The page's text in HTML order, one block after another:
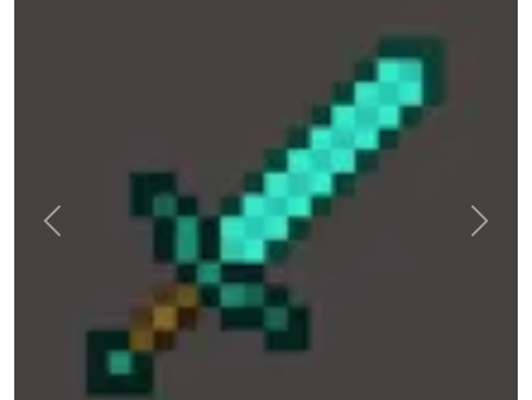
Précédent